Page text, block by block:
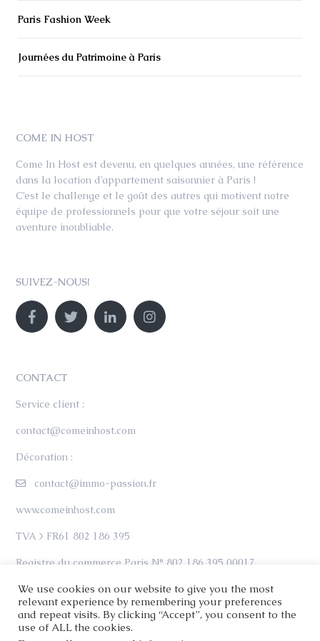
Paris Fashion Week
Journées du Patrimoine à Paris
COME IN HOST
Come In Host est devenu, en quelques années, une référence
dans la location d’appartement saisonnier à Paris !
C’est le challenge et le goût des autres qui motivent notre
équipe de professionnels pour que votre séjour soit une
aventure inoubliable.
SUIVEZ-NOUS!
CONTACT
Service client :
contact@comeinhost.com
Décoration :
contact@immo-passion.fr
www.comeinhost.com
TVA > FR61 802 186 395
Registre du commerce Paris N° 802 186 395 00017
We use cookies on our website to give you the most
relevant experience by remembering your preferences
and repeat visits. By clicking “Accept”, you consent to the
use of ALL the cookies.